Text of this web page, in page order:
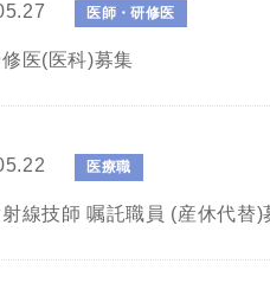
医師・研修医
医(医科)募集
医療職
線技師 嘱託職員 (産休代替)